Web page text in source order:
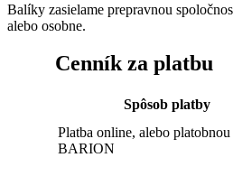
Balíky zasielame prepravnou
alebo osobne.
Cenník za platbu
Spôsob platby
Platba online, alebo
BARION